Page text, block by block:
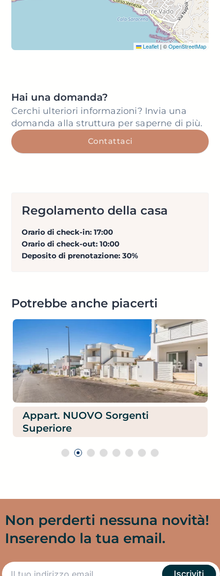
Leaflet |©OpenStreetMap
Hai una domanda?
Cerchi ulteriori informazioni? Invia una
domanda alla struttura per saperne di più.
Contattaci
Regolamento della casa
Orario di check-in: 17:00
Orario di check-out: 10:00
Deposito di prenotazione: 30%
Potrebbe anche piacerti
Appartamento delle Rose – Est
Non perderti nessuna novità!
Inserendo la tua email.